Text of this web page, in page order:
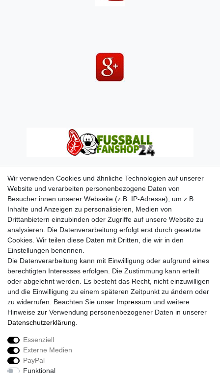
Impressum
Wir verwenden Cookies und ähnliche Technologien auf unserer
Website und verarbeiten personenbezogene Daten von
Besucher:innen unserer Webseite (z.B. IP-Adresse), um z.B.
Inhalte und Anzeigen zu personalisieren, Medien von
Drittanbietern einzubinden oder Zugriffe auf unsere Website zu
analysieren. Die Datenverarbeitung erfolgt erst durch gesetzte
Cookies. Wir teilen diese Daten mit Dritten, die wir in den
Einstellungen benennen.
Die Datenverarbeitung kann mit Einwilligung oder aufgrund eines
berechtigten Interesses erfolgen. Die Zustimmung kann erteilt
oder abgelehnt werden. Es besteht das Recht, nicht einzuwilligen
und die Einwilligung zu einem späteren Zeitpunkt zu ändern oder
zu widerrufen. Beachten Sie unser Impressum und weitere
Hinweise zur Verwendung personenbezogener Daten in unserer
Daten­schutz­erklärung
Essenziell
Externe Medien
PayPal
Funktional